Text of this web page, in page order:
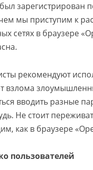
зарегистрирован
мы приступим к
сетях в браузере
рекомендуют
взлома
вводить разные
Не стоит
как в браузере
пользователей